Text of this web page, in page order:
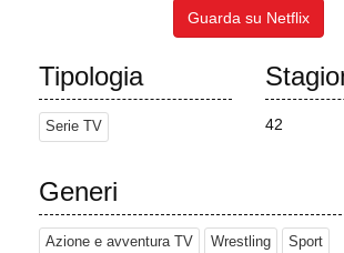
Guarda su Netflix
Tipologia
Serie TV 42
Generi
Azione e avventura TV Wrestling Sport